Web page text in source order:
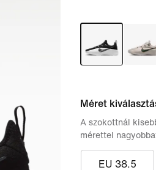
Méret
EU 38.5
A szokottnál
mérettel